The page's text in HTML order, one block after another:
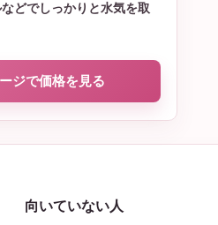
どでしっかりと水気を取
ジで価格を見る
向いていない人